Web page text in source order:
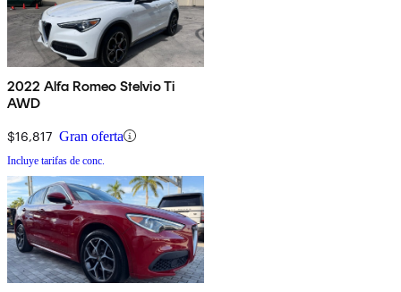
2022 Alfa Romeo Stelvio Ti
AWD
$16,817 Gran oferta
Incluye tarifas de conc.